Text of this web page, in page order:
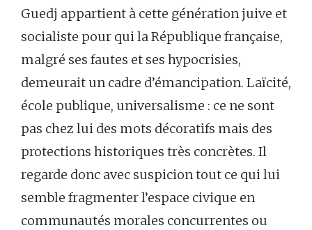
Guedj appartient à cette génération juive et
socialiste pour qui la République française,
malgré ses fautes et ses hypocrisies,
demeurait un cadre d’émancipation. Laïcité,
école publique, universalisme : ce ne sont
pas chez lui des mots décoratifs mais des
protections historiques très concrètes. Il
regarde donc avec suspicion tout ce qui lui
semble fragmenter l’espace civique en
communautés morales concurrentes ou